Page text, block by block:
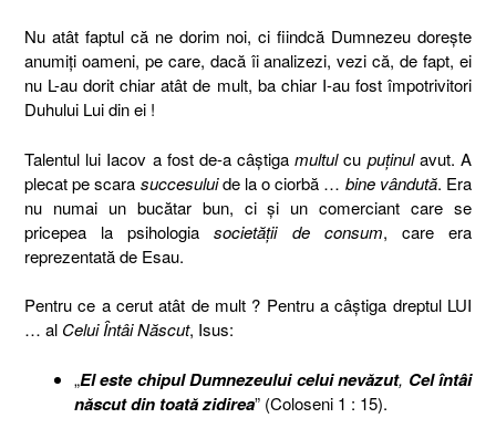
Nu atât faptul că ne dorim noi, ci fiindcă Dumnezeu doreşte
anumiţi oameni, pe care, dacă îi analizezi, vezi că, de fapt, ei
nu L-au dorit chiar atât de mult, ba chiar I-au fost împotrivitori
Duhului Lui din ei !
Talentul lui Iacov a fost de-a câştigamultulcu puţinulavut. A
plecat pe scara succesuluide la o ciorbă … bine vândută. Era
nu numai un bucătar bun, ci şi un comerciant care se
pricepea la psihologiasocietăţii de consum, care era
reprezentată de Esau.
Pentru ce a cerut atât de mult ? Pentru a câştiga dreptul LUI
… al Celui Întâi Născut, Isus:
„El este chipul Dumnezeului celui nevăzut, Cel întâi
născut din toată zidirea” (Coloseni 1 : 15).